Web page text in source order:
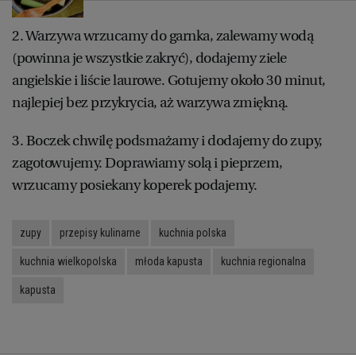
ZAKOPANE
2. Warzywa wrzucamy do garnka, zalewamy wodą
(powinna je wszystkie zakryć), dodajemy ziele
angielskie i liście laurowe. Gotujemy około 30 minut,
najlepiej bez przykrycia, aż warzywa zmiękną.
3. Boczek chwilę podsmażamy i dodajemy do zupy,
zagotowujemy. Doprawiamy solą i pieprzem,
wrzucamy posiekany koperek podajemy.
zupy przepisy kulinarne kuchnia polska
kuchnia wielkopolska młoda kapusta kuchnia regionalna
kapusta